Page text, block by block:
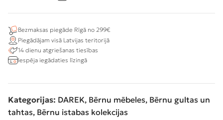
Bezmaksas piegāde Rīgā no 299€
Piegādājam visā Latvijas teritorijā
14 dienu atgriešanas tiesības
Iespēja iegādaties līzingā
Kategorijas: DAREK, Bērnu mēbeles, Bērnu gultas un
tahtas, Bērnu istabas kolekcijas